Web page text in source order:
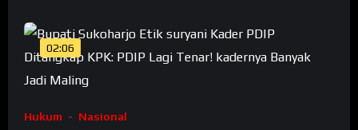
02:06
Hukum Nasional